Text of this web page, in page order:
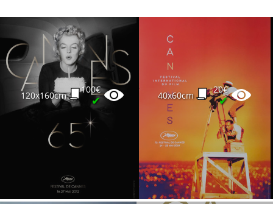
120x160cm
100€
✔ 40x60cm
20€
✔